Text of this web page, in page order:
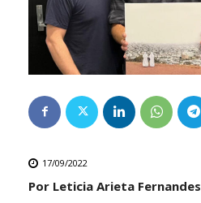
17/09/2022
Por Leticia Arieta Fernandes